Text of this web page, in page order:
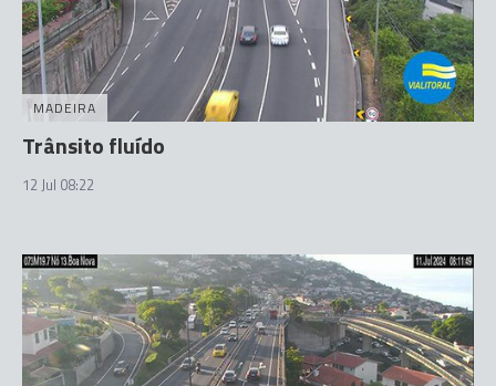
MADEIRA
Trânsito fluído
12 Jul 08:22